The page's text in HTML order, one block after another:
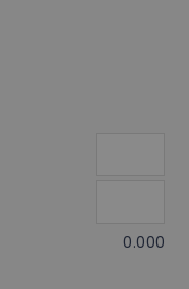
0.000